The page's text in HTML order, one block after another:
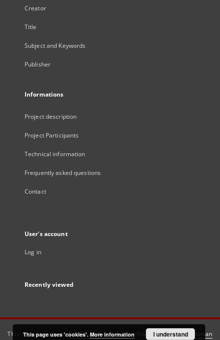
Creator
Title
Subject and Keywords
Publisher
Informations
Project description
Project Participants
Technical information
Frequently asked questions
Contact
User's account
Log in
Recently viewed
This service runs onDInGO dLibra 6.3.21software created by
Poznan
This page uses 'cookies'. More information I understand